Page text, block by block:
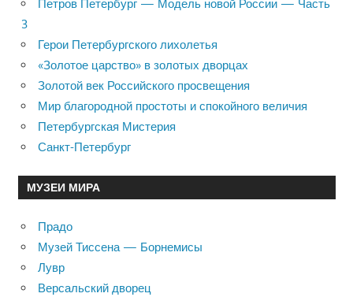
Петров Петербург — Модель новой России — Часть
3
Герои Петербургского лихолетья
«Золотое царство» в золотых дворцах
Золотой век Российского просвещения
Мир благородной простоты и спокойного величия
Петербургская Мистерия
Санкт-Петербург
МУЗЕИ МИРА
Прадо
Музей Тиссена — Борнемисы
Лувр
Версальский дворец